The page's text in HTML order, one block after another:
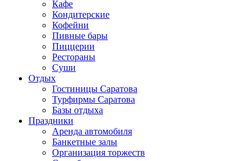
Кафе
Кондитерские
Кофейни
Пивные бары
Пиццерии
Рестораны
Суши
Отдых
Гостиницы Саратова
Турфирмы Саратова
Базы отдыха
Праздники
Аренда автомобиля
Банкетные залы
Организация торжеств